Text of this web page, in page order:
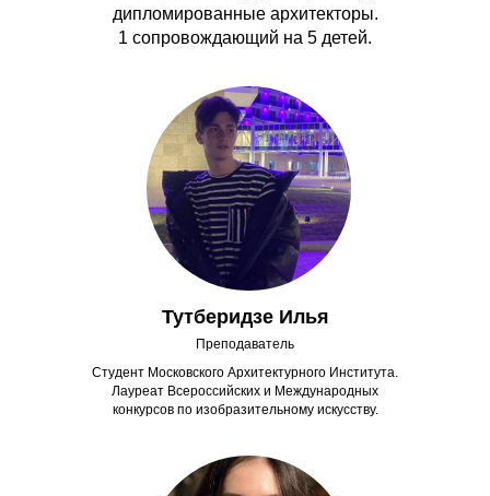
Преподаватель
Тутберидзе Илья
дипломированные архитекторы.
1 сопровождающий на 5 детей.
Студент Московского Архитектурного Института.
Лауреат Всероссийских и Международных
конкурсов по изобразительному искусству.